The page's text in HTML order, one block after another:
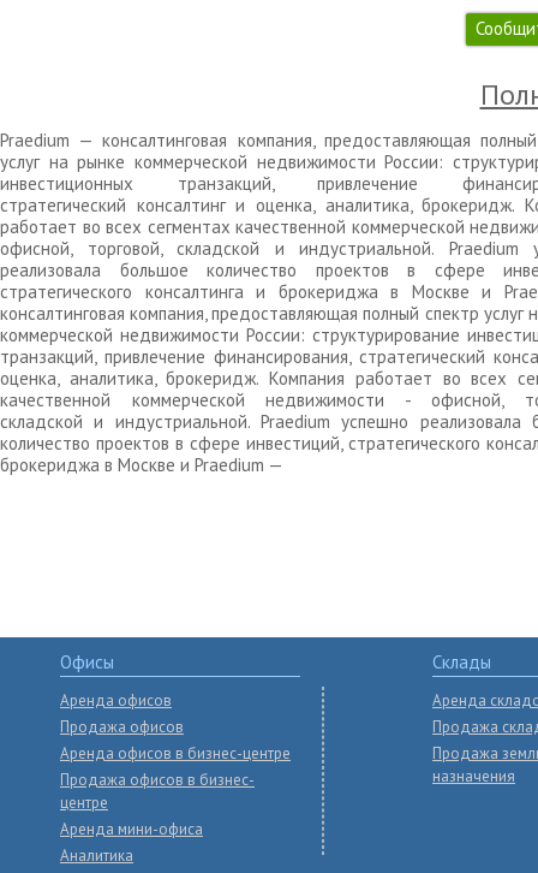
Praedium — консалтинговая компания, предоставляющая
услуг на рынке коммерческой недвижимости России:
инвестиционных транзакций, привлечение
стратегический консалтинг и оценка, аналитика, брокеридж.
работает во всех сегментах качественной коммерческой
офисной, торговой, складской и индустриальной. Praedium
реализовала большое количество проектов в сфере
стратегического консалтинга и брокериджа в Москве и
консалтинговая компания, предоставляющая полный спектр услуг
коммерческой недвижимости России: структурирование
транзакций, привлечение финансирования, стратегический
оценка, аналитика, брокеридж. Компания работает во всех
качественной коммерческой недвижимости - офисной,
складской и индустриальной. Praedium успешно реализовала
количество проектов в сфере инвестиций, стратегического
брокериджа в Москве и Praedium —
Офисы
Аренда офисов
Продажа офисов
Аренда офисов в бизнес-центре
Продажа офисов в бизнес-
центре
Аренда мини-офиса
Аналитика
Склады
Аренда
Продажа
Продажа
назначения